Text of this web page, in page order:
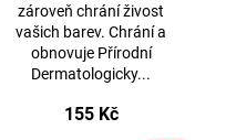
zároveň chrání živost
vašich barev. Chrání a
obnovuje Přírodní
Dermatologicky...
155 Kč